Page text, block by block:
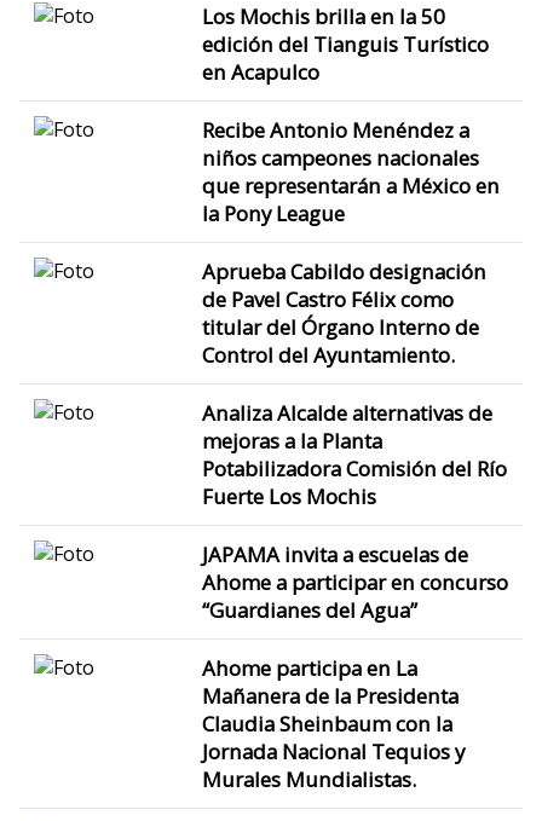
Los Mochis brilla en la 50
edición del Tianguis Turístico
en Acapulco
Recibe Antonio Menéndez a
niños campeones nacionales
que representarán a México en
la Pony League
Aprueba Cabildo designación
de Pavel Castro Félix como
titular del Órgano Interno de
Control del Ayuntamiento.
Analiza Alcalde alternativas de
mejoras a la Planta
Potabilizadora Comisión del Río
Fuerte Los Mochis
JAPAMA invita a escuelas de
Ahome a participar en concurso
“Guardianes del Agua”
Ahome participa en La
Mañanera de la Presidenta
Claudia Sheinbaum con la
Jornada Nacional Tequios y
Murales Mundialistas.